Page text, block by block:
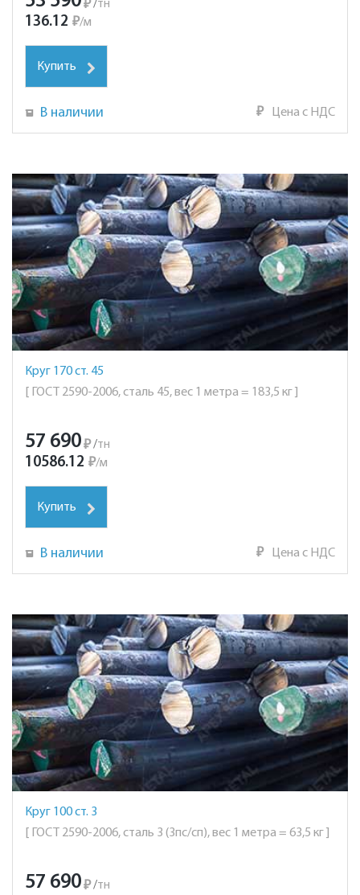
₽ /тн
136.12 ₽/м
Купить
В наличии ₽ Цена с НДС
Круг 170 ст. 45
[ ГОСТ 2590-2006, сталь 45, вес 1 метра = 183,5 кг ]
57 690₽ /тн
10586.12 ₽/м
Купить
В наличии ₽ Цена с НДС
Круг 100 ст. 3
[ ГОСТ 2590-2006, сталь 3 (3пс/сп), вес 1 метра = 63,5 кг ]
57 690₽ /тн